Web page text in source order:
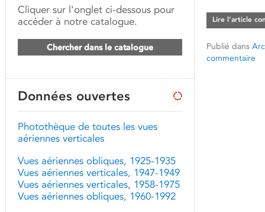
Lire l’article
Publié dans
commentaire
Cliquer sur l'onglet ci-dessous pour
accéder à notre catalogue.
Chercher dans le catalogue
Données ouvertes
Photothèque de toutes les vues
aériennes verticales
Vues aériennes obliques, 1925-1935
Vues aériennes verticales, 1947-1949
Vues aériennes verticales, 1958-1975
Vues aériennes obliques, 1960-1992